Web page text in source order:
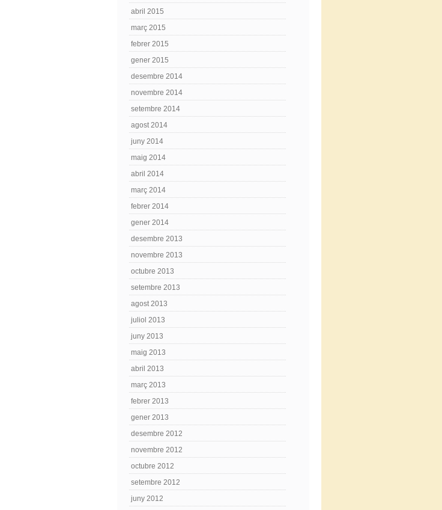
abril 2015
març 2015
febrer 2015
gener 2015
desembre 2014
novembre 2014
setembre 2014
agost 2014
juny 2014
maig 2014
abril 2014
març 2014
febrer 2014
gener 2014
desembre 2013
novembre 2013
octubre 2013
setembre 2013
agost 2013
juliol 2013
juny 2013
maig 2013
abril 2013
març 2013
febrer 2013
gener 2013
desembre 2012
novembre 2012
octubre 2012
setembre 2012
juny 2012